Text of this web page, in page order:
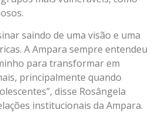
saindo de uma visão e uma
A Ampara sempre entendeu
para transformar em
principalmente quando
disse Rosângela
institucionais da Ampara.